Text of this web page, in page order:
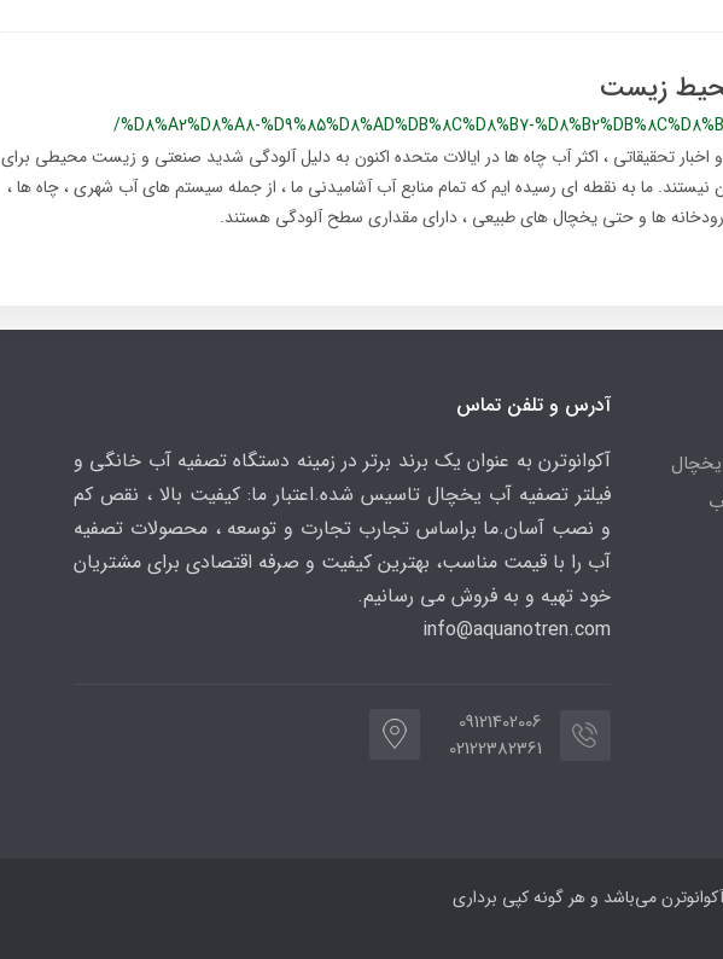
زیست
/%D8%A2%D8%A8-%D9%85%D8%AD%DB%8C%D8%B7-
اخبار تحقیقاتی ، اکثر آب چاه ها در ایالات متحده اکنون به دلیل آلودگی شدید صنعتی و زیست محیطی برای
نیستند. ما به نقطه ای رسیده ایم که تمام منابع آب آشامیدنی ما ، از جمله سیستم های آب شهری ، چاه ها ،
رودخانه ها و حتی یخچال های طبیعی ، دارای مقداری سطح آلودگی هستند.
آدرس و تلفن تماس
آکوانوترن به عنوان یک برند برتر در زمینه دستگاه تصفیه آب خانگی و
فیلتر تصفیه آب یخچال تاسیس شده.اعتبار ما: کیفیت بالا ، نقص کم
و نصب آسان.ما براساس تجارب تجارت و توسعه ، محصولات تصفیه
آب را با قیمت مناسب، بهترین کیفیت و صرفه اقتصادی برای مشتریان
خود تهیه و به فروش می رسانیم.
info@aquanotren.com
09121402006
02122382361
می‌باشد و هر گونه کپی برداری